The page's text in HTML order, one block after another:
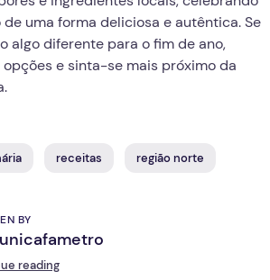
uma forma deliciosa e autêntica. Se
algo diferente para o fim de ano,
e sinta-se mais próximo da
receitas região norte
BY
reading